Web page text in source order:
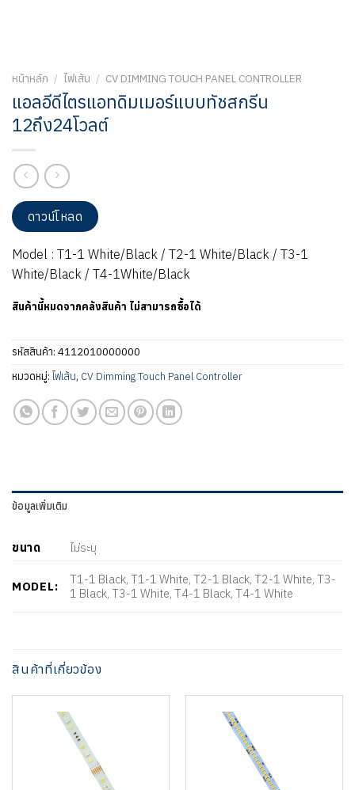
หน้าหลัก / ไฟเส้น / CV DIMMING TOUCH PANEL CONTROLLER
แอลอีดีไตรแอทดิมเมอร์แบบทัชสกรีน
12ถึง24โวลต์
ดาวน์โหลด
Model : T1-1 White/Black / T2-1 White/Black / T3-1
White/Black / T4-1White/Black
สินค้านี้หมดจากคลังสินค้า ไม่สามารถซื้อได้
รหัสสินค้า: 4112010000000
หมวดหมู่: ไฟเส้น, CV Dimming Touch Panel Controller
ข้อมูลเพิ่มเติม
ขนาด ไม่ระบุ
MODEL:
T1-1 Black, T1-1 White, T2-1 Black, T2-1 White, T3-
1 Black, T3-1 White, T4-1 Black, T4-1 White
สินค้าที่เกี่ยวข้อง